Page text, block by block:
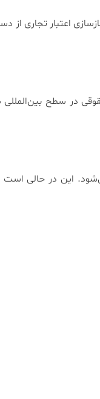
اعتبار تجاری از
در سطح بین‌المللی
این در حالی است